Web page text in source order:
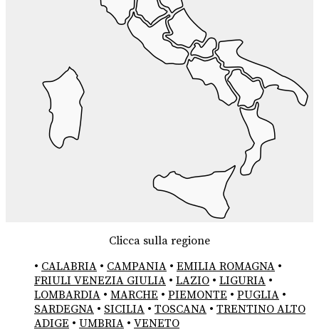
Clicca sulla regione
• CALABRIA • CAMPANIA • EMILIA ROMAGNA •
FRIULI VENEZIA GIULIA • LAZIO • LIGURIA •
LOMBARDIA • MARCHE • PIEMONTE • PUGLIA •
SARDEGNA • SICILIA • TOSCANA • TRENTINO ALTO
ADIGE • UMBRIA • VENETO